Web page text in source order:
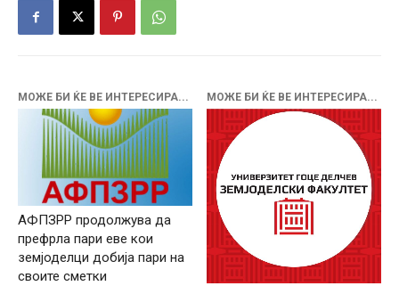
МОЖЕ БИ ЌЕ ВЕ ИНТЕРЕСИРА...
АФПЗРР продолжува да
префрла пари еве кои
земјоделци добија пари на
своите сметки
МОЖЕ БИ ЌЕ ВЕ ИНТЕРЕСИРА...